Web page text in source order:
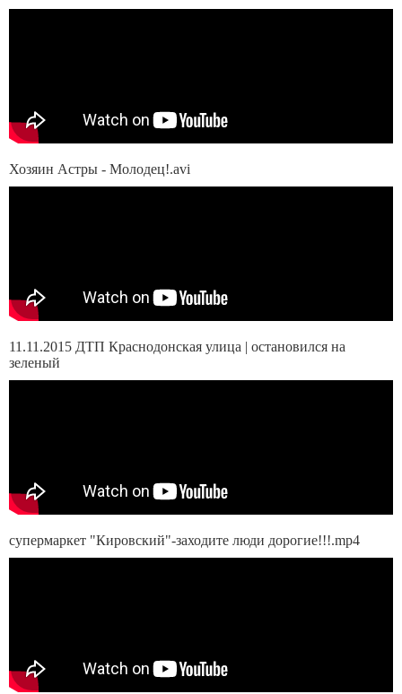
Хозяин Астры - Молодец!.avi
11.11.2015 ДТП Краснодонская улица | остановился на
зеленый
супермаркет "Кировский"-заходите люди дорогие!!!.mp4